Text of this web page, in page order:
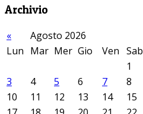
Archivio
« Agosto 2026
Lun Mar Mer Gio Ven Sab
1
3
4 5 6 7 8
10
11 12 13 14 15